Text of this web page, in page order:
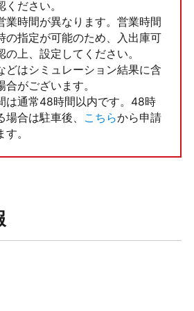
ださい。
業時間が異なります。営業時間
の指定が可能のため、入出庫可
上、設定してください。
どはシミュレーション結果に含
合がございます。
は通常48時間以内です。48時
合は駐車後、
こちらから申請
。